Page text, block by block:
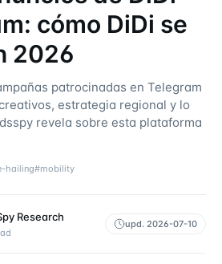
cómo DiDi se
2026
patrocinadas en Telegram
estrategia regional y lo
revela sobre esta plataforma
hailing#mobility
Research
upd. 2026-07-10